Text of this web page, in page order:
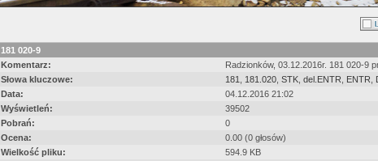
181 020-9
Komentarz:
Radzionków, 03.12.2016r. 181 020-9
Słowa kluczowe:
181 181.020 STK del.ENTR ENTR
Data:
04.12.2016 21:02
Wyświetleń:
39502
Pobrań:
0
Ocena:
0.00 (0 głosów)
Wielkość pliku:
594.9 KB